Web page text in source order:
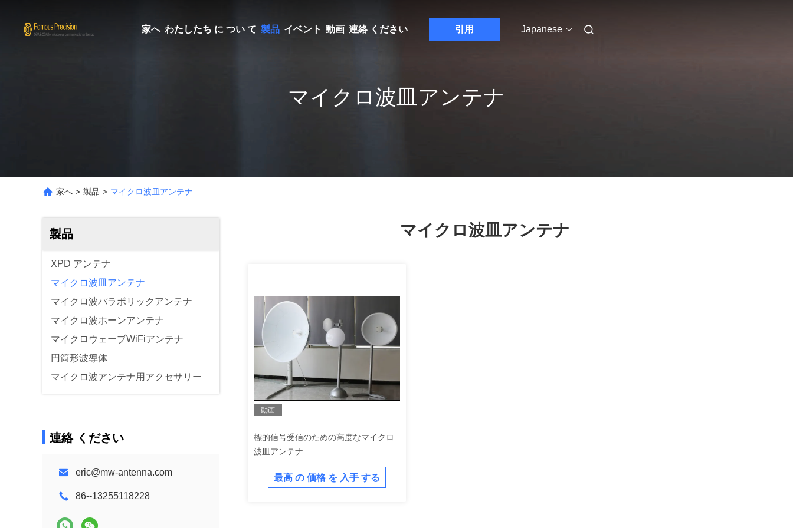
家へ わたしたち に つい て 製品 イベント 動画 連絡 ください 引用 Japanese
マイクロ波皿アンテナ
家へ > 製品 > マイクロ波皿アンテナ
製品
XPD アンテナ
マイクロ波皿アンテナ
マイクロ波パラボリックアンテナ
マイクロ波ホーンアンテナ
マイクロウェーブWiFiアンテナ
円筒形波導体
マイクロ波アンテナ用アクセサリー
連絡 ください
eric@mw-antenna.com
86--13255118228
マイクロ波皿アンテナ
動画
標的信号受信のための高度なマイクロ
波皿アンテナ
最高 の 価格 を 入手 する